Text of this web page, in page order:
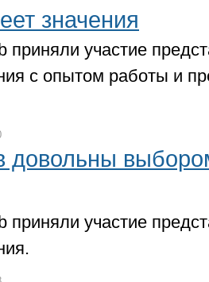
значения
приняли участие
с опытом работы и
довольны
приняли участие